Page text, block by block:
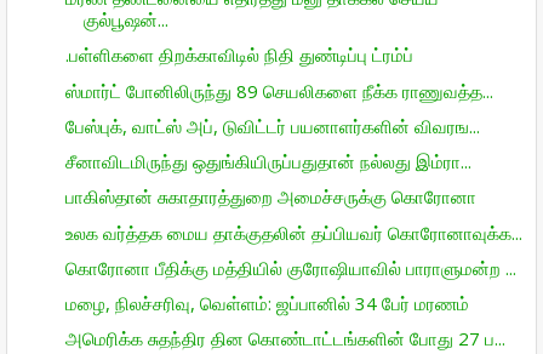
குல்பூஷன்...
.பள்ளிகளை திறக்காவிடில் நிதி துண்டிப்பு ட்ரம்ப்
ஸ்மார்ட் போனிலிருந்து 89 செயலிகளை நீக்க ராணுவத்த...
பேஸ்புக், வாட்ஸ் அப், டுவிட்டர் பயனாளர்களின் விவரங...
சீனாவிடமிருந்து ஒதுங்கியிருப்பதுதான் நல்லது இம்ரா...
பாகிஸ்தான் சுகாதாரத்துறை அமைச்சருக்கு கொரோனா
உலக வர்த்தக மைய தாக்குதலின் தப்பியவர் கொரோனாவுக்க...
கொரோனா பீதிக்கு மத்தியில் குரோஷியாவில் பாராளுமன்ற ...
மழை, நிலச்சரிவு, வெள்ளம்: ஜப்பானில் 34 பேர் மரணம்
அமெரிக்க சுதந்திர தின கொண்டாட்டங்களின் போது 27 ப...